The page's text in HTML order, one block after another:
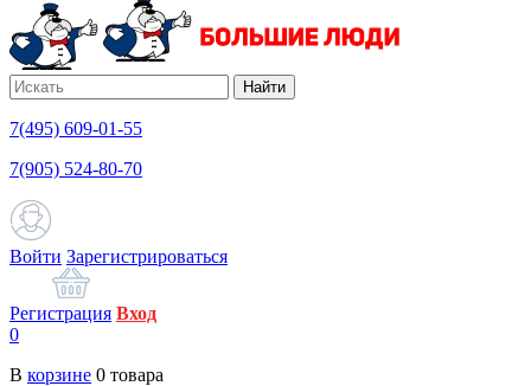
Найти
7(495) 609-01-55
7(905) 524-80-70
Войти Зарегистрироваться
Регистрация Вход
0
В корзине 0 товара